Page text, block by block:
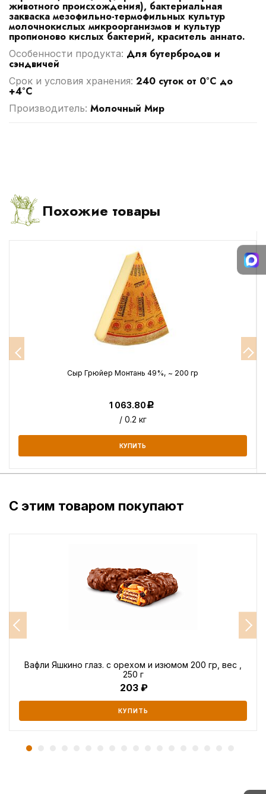
животного происхождения), бактериальная
закваска мезофильно-термофильных культур
молочнокислых микроорганизмов и культур
пропионово кислых бактерий, краситель аннато.
Особенности продукта: Для бутербродов и
сэндвичей
Срок и условия хранения: 240 суток от 0°C до
+4°C
Производитель: Молочный Мир
Похожие товары
Сыр Грюйер Монтань 49%, ~ 200 гр
1 063.80Р
/ 0.2 кг
КУПИТЬ
С этим товаром покупают
Вафли Яшкино глаз. с орехом и изюмом 200 гр, вес ,
250 г
203
КУПИТЬ